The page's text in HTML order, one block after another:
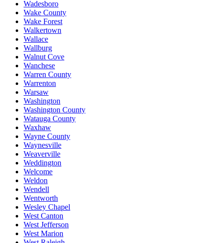
Wadesboro
Wake County
Wake Forest
Walkertown
Wallace
Wallburg
Walnut Cove
Wanchese
Warren County
Warrenton
Warsaw
Washington
Washington County
Watauga County
Waxhaw
Wayne County
Waynesville
Weaverville
Weddington
Welcome
Weldon
Wendell
Wentworth
Wesley Chapel
West Canton
West Jefferson
West Marion